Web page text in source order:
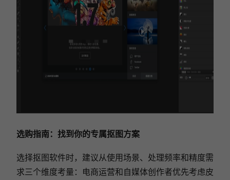
选购指南：找到你的专属抠图方案
选择抠图软件时，建议从使用场景、处理频率和精度需
求三个维度考量：电商运营和自媒体创作者优先考虑皮